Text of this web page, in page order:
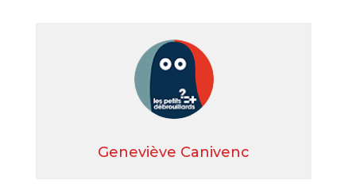
Geneviève Canivenc